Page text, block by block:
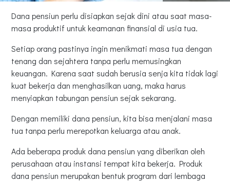
Dana pensiun perlu disiapkan sejak dini atau saat masa-
masa produktif untuk keamanan finansial di usia tua.
Setiap orang pastinya ingin menikmati masa tua dengan
tenang dan sejahtera tanpa perlu memusingkan
keuangan. Karena saat sudah berusia senja kita tidak lagi
kuat bekerja dan menghasilkan uang, maka harus
menyiapkan tabungan pensiun sejak sekarang.
Dengan memiliki dana pensiun, kita bisa menjalani masa
tua tanpa perlu merepotkan keluarga atau anak.
Ada beberapa produk dana pensiun yang diberikan oleh
perusahaan atau instansi tempat kita bekerja. Produk
dana pensiun merupakan bentuk program dari lembaga